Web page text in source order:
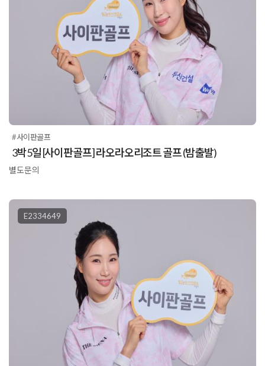
#사이판골프
3박5일 [사이판골프] 라오라오리조트 골프 (밤출발)
별도문의
E2334649